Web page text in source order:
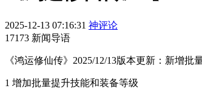
2025-12-13 07:16:31 神评论
17173 新闻导语
《鸿运修仙传》2025/12/13版本更新：新增
1 增加批量提升技能和装备等级